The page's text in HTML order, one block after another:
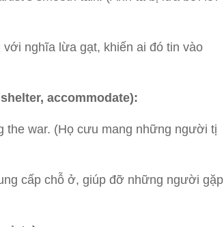
với nghĩa lừa gạt, khiến ai đó tin vào
accommodate):
the war. (Họ cưu mang những người tị
cấp chỗ ở, giúp đỡ những người gặp